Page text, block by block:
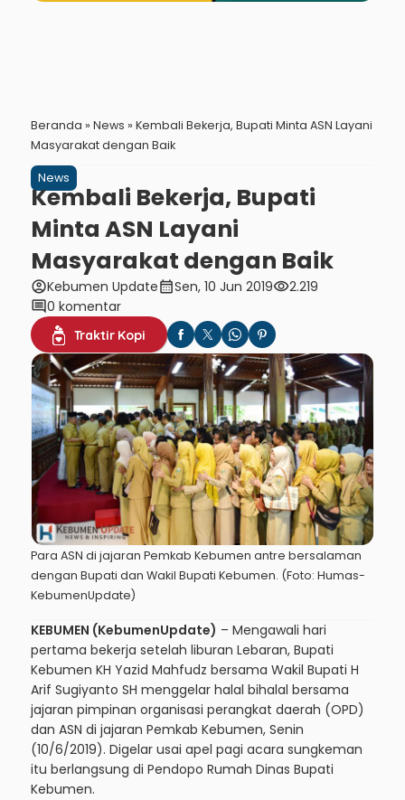
Beranda » News » Kembali Bekerja, Bupati Minta ASN Layani
Masyarakat dengan Baik
News
Kembali Bekerja, Bupati
Minta ASN Layani
Masyarakat dengan Baik
account_circleKebumen Updatecalendar_monthSen, 10 Jun 2019visibility2.219
comment0 komentar
Traktir Kopi
Para ASN di jajaran Pemkab Kebumen antre bersalaman
dengan Bupati dan Wakil Bupati Kebumen. (Foto: Humas-
KebumenUpdate)
KEBUMEN (KebumenUpdate) – Mengawali hari
pertama bekerja setelah liburan Lebaran, Bupati
Kebumen KH Yazid Mahfudz bersama Wakil Bupati H
Arif Sugiyanto SH menggelar halal bihalal bersama
jajaran pimpinan organisasi perangkat daerah (OPD)
dan ASN di jajaran Pemkab Kebumen, Senin
(10/6/2019). Digelar usai apel pagi acara sungkeman
itu berlangsung di Pendopo Rumah Dinas Bupati
Kebumen.